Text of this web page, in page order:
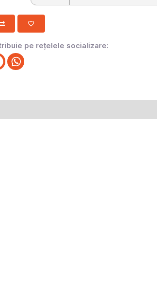
pe rețelele socializare: